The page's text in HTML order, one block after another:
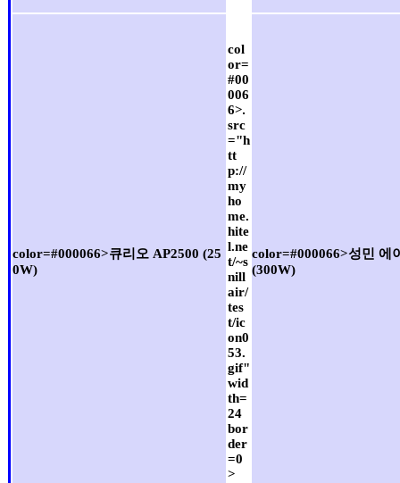
color=#000066>큐리오 AP2500 (25
0W)
col
or=
#00
006
6>
src
="h
tt
p://
my
ho
me.
hite
l.ne
t/~s
nill
air/
tes
t/ic
on0
53.
gif"
wid
th=
24
bor
der
=0
>
color=#000066>성민 에
(300W)